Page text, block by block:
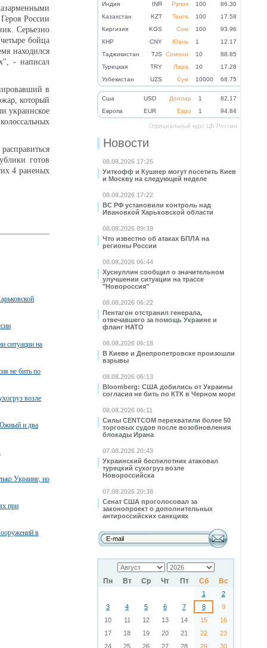
Индия
INR Рупия 100
86.30
Казахстан
KZT Тенге 100
17.58
Киргизия
KGS Сом 100
93.96
КНР
CNY Юань 1
12.17
Таджикистан
TJS Сомони 10
88.85
Турецкая
TRY Лира 10
17.28
Узбекистан
UZS Сум 10000 68.75
Cша USD Доллар 1
82.17
Eвропа
EUR Евро 1 94.84
Официальный курс ЦБ России
Новости
08.08.2026 17:25
Уиткофф и Кушнер могут посетить Киев
и Москву на следующей неделе
08.08.2026 17:22
ВС РФ установили контроль над
Ивановкой Харьковской области
08.08.2026 09:39
Что известно об атаках БПЛА на
регионы России
08.08.2026 06:44
Хуснуллин сообщил о значительном
улучшении ситуации на трассе
"Новороссия"
08.08.2026 06:22
Пентагон отстранил генерала,
отвечавшего за помощь Украине и
фланг НАТО
08.08.2026 06:18
В Киеве и Днепропетровске произошли
взрывы
08.08.2026 06:13
Bloomberg: США добились от Украины
согласия не бить по КТК в Черном море
08.08.2026 06:11
Силы CENTCOM перехватили более 50
торговых судов после возобновления
блокады Ирана
07.08.2026 20:43
Украинский беспилотник атаковал
турецкий сухогруз возле
Новороссийска
07.08.2026 20:38
Сенат США проголосовал за
законопроект о дополнительных
антироссийских санкциях
Пн Вт Ср Чт Пт Сб Вс
1
2
3
4 5 6 7 8
9
10
11 12 13 14 15
16
17
18 19 20 21 22
23
24
25 26 27 28 29 30
России
Серьезно
бойца
находился
- написал
в
который
украинское
готов
4 раненых
ситуации на
не бить по
возле
и два
Украине, но
при
в